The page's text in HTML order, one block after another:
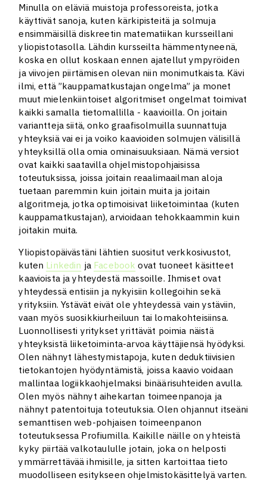
Minulla on eläviä muistoja professoreista, jotka
käyttivät sanoja, kuten kärkipisteitä ja solmuja
ensimmäisillä diskreetin matematiikan kursseillani
yliopistotasolla. Lähdin kursseilta hämmentyneenä,
koska en ollut koskaan ennen ajatellut ympyröiden
ja viivojen piirtämisen olevan niin monimutkaista. Kävi
ilmi, että ”kauppamatkustajan ongelma” ja monet
muut mielenkiintoiset algoritmiset ongelmat toimivat
kaikki samalla tietomallilla - kaavioilla. On joitain
variantteja siitä, onko graafisolmuilla suunnattuja
yhteyksiä vai ei ja voiko kaavioiden solmujen välisillä
yhteyksillä olla omia ominaisuuksiaan. Nämä versiot
ovat kaikki saatavilla ohjelmistopohjaisissa
toteutuksissa, joissa joitain reaalimaailman aloja
tuetaan paremmin kuin joitain muita ja joitain
algoritmeja, jotka optimoisivat liiketoimintaa (kuten
kauppamatkustajan), arvioidaan tehokkaammin kuin
joitakin muita.
Yliopistopäivästäni lähtien suositut verkkosivustot,
kuten Linkedin ja Facebook ovat tuoneet käsitteet
kaavioista ja yhteydestä massoille. Ihmiset ovat
yhteydessä entisiin ja nykyisiin kollegoihin sekä
yrityksiin. Ystävät eivät ole yhteydessä vain ystäviin,
vaan myös suosikkiurheiluun tai lomakohteisiinsa.
Luonnollisesti yritykset yrittävät poimia näistä
yhteyksistä liiketoiminta-arvoa käyttäjiensä hyödyksi.
Olen nähnyt lähestymistapoja, kuten deduktiivisien
tietokantojen hyödyntämistä, joissa kaavio voidaan
mallintaa logiikkaohjelmaksi binäärisuhteiden avulla.
Olen myös nähnyt aihekartan toimeenpanoja ja
nähnyt patentoituja toteutuksia. Olen ohjannut itseäni
semanttisen web-pohjaisen toimeenpanon
toteutuksessa Profiumilla. Kaikille näille on yhteistä
kyky piirtää valkotaululle jotain, joka on helposti
ymmärrettävää ihmisille, ja sitten kartoittaa tieto
muodolliseen esitykseen ohjelmistokäsittelyä varten.